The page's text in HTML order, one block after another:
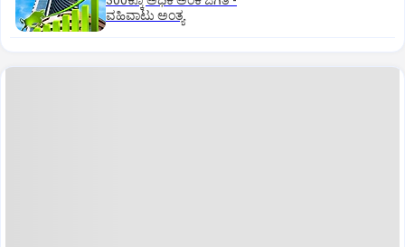
ವಹಿವಾಟು ಅಂತ್ಯ